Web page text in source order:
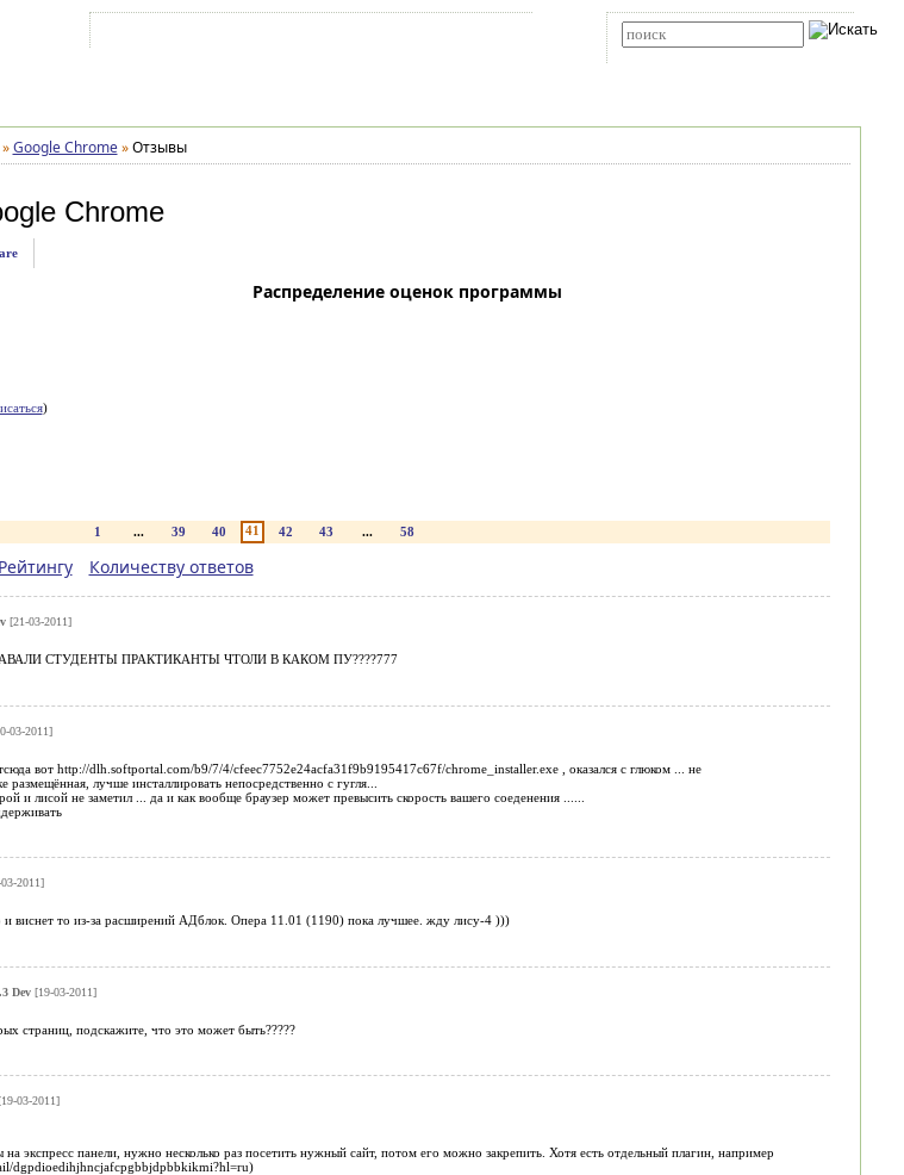
» Google Chrome » Отзывы
Chrome
)
Распределение оценок программы
1 ... 39 40 41 42 43 ... 58
Рейтингу Количеству ответов
[21-03-2011]
СТУДЕНТЫ ПРАКТИКАНТЫ ЧТОЛИ В КАКОМ ПУ????777
03-2011]
вот http://dlh.softportal.com/b9/7/4/cfeec7752e24acfa31f9b9195417c67f/chrome_installer.exe , оказался с глюком ... не
размещённая, лучше инсталлировать непосредственно с гугля...
и лисой не заметил ... да и как вообще браузер может превысить скорость вашего соеденения ......
2011]
виснет то из-за расширений АДблок. Опера 11.01 (1190) пока лучшее. жду лису-4 )))
Dev[19-03-2011]
страниц, подскажите, что это может быть?????
03-2011]
экспресс панели, нужно несколько раз посетить нужный сайт, потом его можно закрепить. Хотя есть отдельный плагин, например
dgpdioedihjhncjafcpgbbjdpbbkikmi?hl=ru)